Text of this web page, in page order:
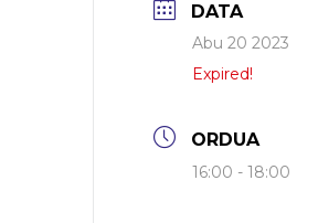
DATA
Abu 20 2023
Expired!
ORDUA
16:00 - 18:00